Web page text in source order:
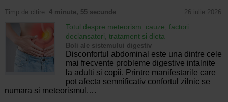
Timp de citire: 4 minute, 55 secunde 26 iulie 2026
Totul despre meteorism: cauze, factori
declansatori, tratament si dieta
Boli ale sistemului digestiv
Disconfortul abdominal este una dintre cele
mai frecvente probleme digestive intalnite
la adulti si copii. Printre manifestarile care
pot afecta semnificativ confortul zilnic se
numara si meteorismul,…